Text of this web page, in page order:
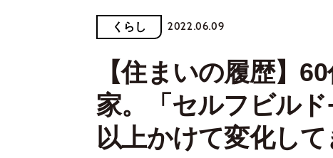
くらし 2022.06.09
【住まいの履歴】
家。「セルフビル
以上かけて変化して